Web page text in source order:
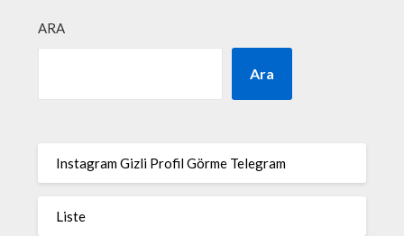
ARA
Ara
Instagram Gizli Profil Görme Telegram
Liste